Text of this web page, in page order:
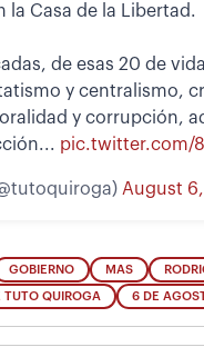
la Casa de la Libertad.
de esas 20 de
y centralismo,
y corrupción,
pic.twitter.com/
August
GOBIERNO MAS
TUTO QUIROGA 6 DE